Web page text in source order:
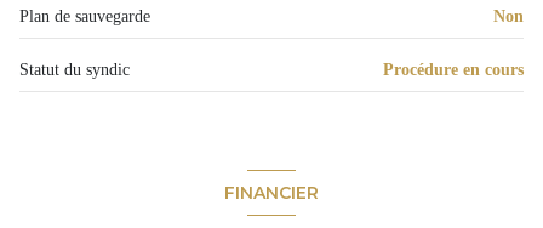
balcon
interphone
Plan de sauvegarde Non
Statut du syndic Procédure en cours
FINANCIER